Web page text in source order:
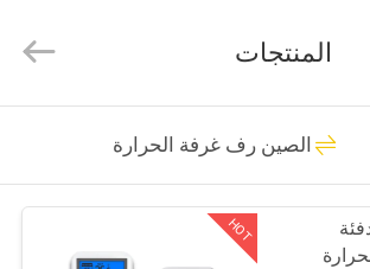
الغرفة
المنتجات
الصين رف غرفة الحرارة
HOT